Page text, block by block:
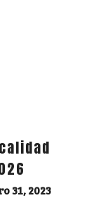
31, 2023